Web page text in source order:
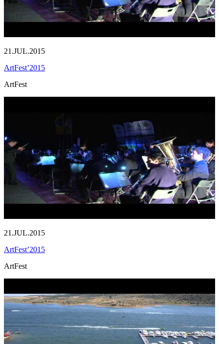
21.JUL.2015
ArtFest’2015
ArtFest
21.JUL.2015
ArtFest’2015
ArtFest